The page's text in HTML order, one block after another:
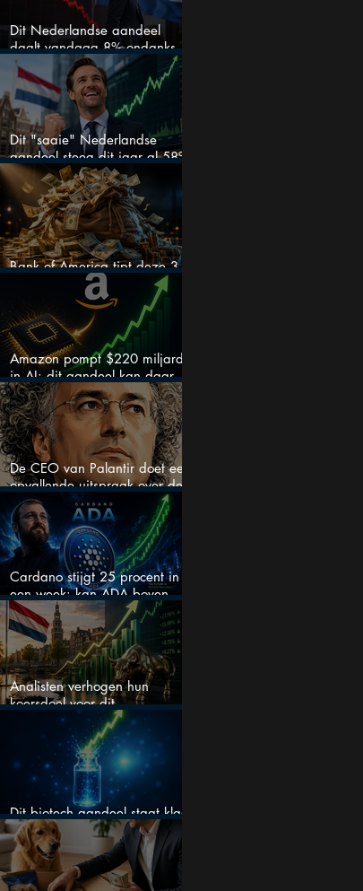
Dit Nederlandse aandeel
daalt vandaag 8% ondanks
zeer sterke halfjaarcijfers en
positieve analistenadviezen:
mooie koopkans?
Dit "saaie" Nederlandse
aandeel steeg dit jaar al 58%
en wordt volgens analisten
onderschat
Bank of America tipt deze 3
chipaandelen
Amazon pompt $220 miljard
in AI: dit aandeel kan daar
explosief van profiteren
De CEO van Palantir doet een
opvallende uitspraak over de
beurs
Cardano stijgt 25 procent in
een week: kan ADA boven
$0,20 blijven?
Analisten verhogen hun
koersdoel voor dit
Nederlandse aandeel — maar
is het al te laat om in te
stappen?
Dit biotech aandeel staat klaar
voor een flinke rally